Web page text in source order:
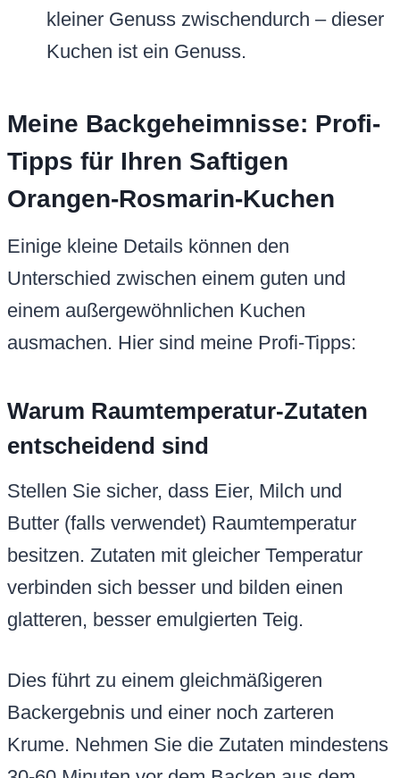
kleiner Genuss zwischendurch – dieser
Kuchen ist ein Genuss.
Meine Backgeheimnisse: Profi-
Tipps für Ihren Saftigen
Orangen-Rosmarin-Kuchen
Einige kleine Details können den
Unterschied zwischen einem guten und
einem außergewöhnlichen Kuchen
ausmachen. Hier sind meine Profi-Tipps:
Warum Raumtemperatur-Zutaten
entscheidend sind
Stellen Sie sicher, dass Eier, Milch und
Butter (falls verwendet) Raumtemperatur
besitzen. Zutaten mit gleicher Temperatur
verbinden sich besser und bilden einen
glatteren, besser emulgierten Teig.
Dies führt zu einem gleichmäßigeren
Backergebnis und einer noch zarteren
Krume. Nehmen Sie die Zutaten mindestens